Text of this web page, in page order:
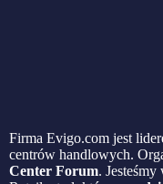
Firma Evigo.com jest
centrów handlowych.
Center Forum.